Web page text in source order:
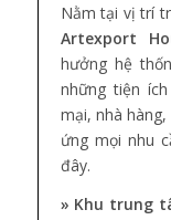
Nằm tại vị trí
Artexport
hưởng hệ
những tiện
mại, nhà
ứng mọi nhu
đây.
» Khu trung